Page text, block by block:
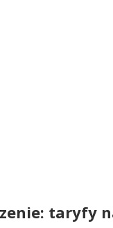
taryfy